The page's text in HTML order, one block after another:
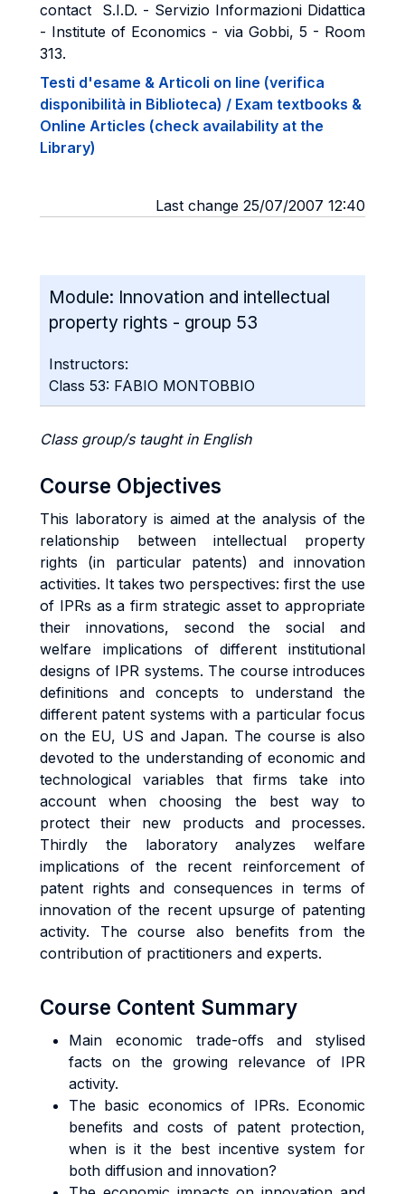
contact S.I.D. - Servizio Informazioni Didattica
- Institute of Economics - via Gobbi, 5 - Room
313.
Testi d'esame & Articoli on line (verifica
disponibilità in Biblioteca) / Exam textbooks &
Online Articles (check availability at the
Library)
Last change 25/07/2007 12:40
Module: Innovation and intellectual
property rights - group 53
Instructors:
Class 53: FABIO MONTOBBIO
Class group/s taught in English
Course Objectives
This laboratory is aimed at the analysis of the
relationship between intellectual property
rights (in particular patents) and innovation
activities. It takes two perspectives: first the use
of IPRs as a firm strategic asset to appropriate
their innovations, second the social and
welfare implications of different institutional
designs of IPR systems. The course introduces
definitions and concepts to understand the
different patent systems with a particular focus
on the EU, US and Japan. The course is also
devoted to the understanding of economic and
technological variables that firms take into
account when choosing the best way to
protect their new products and processes.
Thirdly the laboratory analyzes welfare
implications of the recent reinforcement of
patent rights and consequences in terms of
innovation of the recent upsurge of patenting
activity. The course also benefits from the
contribution of practitioners and experts.
Course Content Summary
Main economic trade-offs and stylised
facts on the growing relevance of IPR
activity.
The basic economics of IPRs. Economic
benefits and costs of patent protection,
when is it the best incentive system for
both diffusion and innovation?